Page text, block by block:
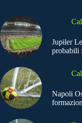
Jupiler
probabili
Napoli